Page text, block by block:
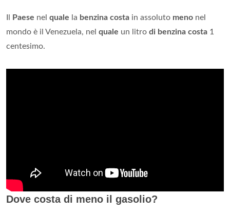
Paese nel quale la benzina costa in assoluto meno nel
mondo è il Venezuela, nel quale un litro di benzina costa 1
centesimo.
Dove costa di meno il gasolio?